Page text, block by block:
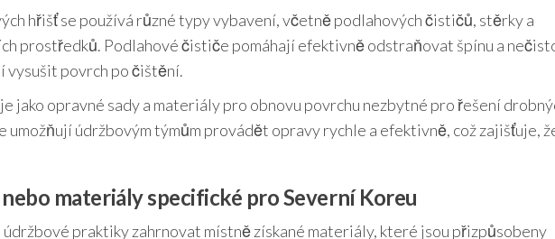
hřišť se používá různé typy vybavení, včetně podlahových čističů, stěrky a
prostředků. Podlahové čističe pomáhají efektivně odstraňovat špínu a
vysušit povrch po čištění.
jako opravné sady a materiály pro obnovu povrchu nezbytné pro řešení
umožňují údržbovým týmům provádět opravy rychle a efektivně, což zajišťuje,
materiály specifické pro Severní Koreu
údržbové praktiky zahrnovat místně získané materiály, které jsou přizpůsobeny